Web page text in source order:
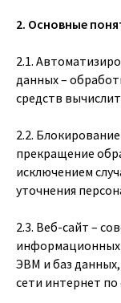
2. Основные
2.1.
данных –
средств
2.2.
прекращение
исключением
уточнения
2.3. Веб-сайт –
информационных
ЭВМ и баз
сети интернет по